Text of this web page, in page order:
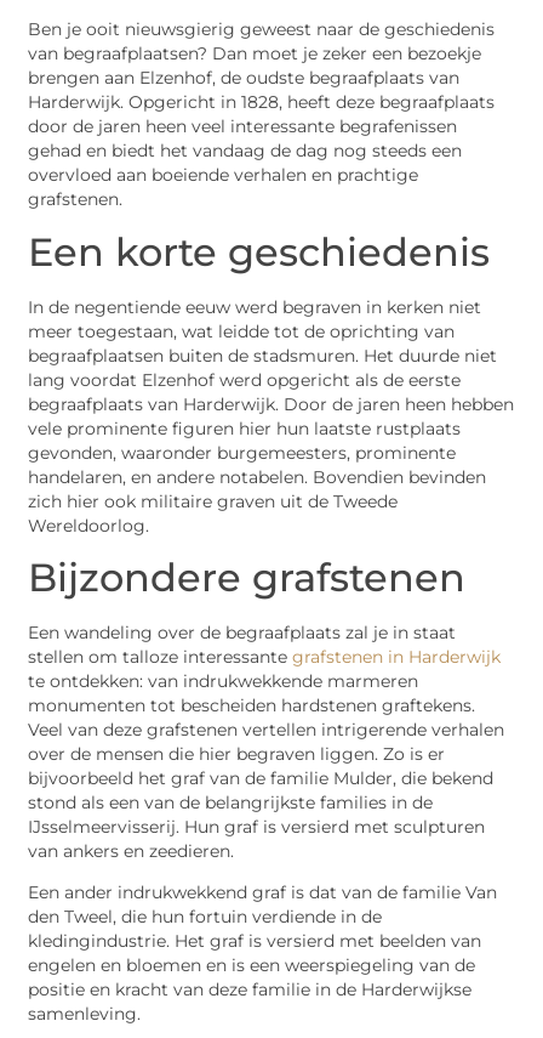
Ben je ooit nieuwsgierig geweest naar de geschiedenis
van begraafplaatsen? Dan moet je zeker een bezoekje
brengen aan Elzenhof, de oudste begraafplaats van
Harderwijk. Opgericht in 1828, heeft deze begraafplaats
door de jaren heen veel interessante begrafenissen
gehad en biedt het vandaag de dag nog steeds een
overvloed aan boeiende verhalen en prachtige
grafstenen.
Een korte geschiedenis
In de negentiende eeuw werd begraven in kerken niet
meer toegestaan, wat leidde tot de oprichting van
begraafplaatsen buiten de stadsmuren. Het duurde niet
lang voordat Elzenhof werd opgericht als de eerste
begraafplaats van Harderwijk. Door de jaren heen hebben
vele prominente figuren hier hun laatste rustplaats
gevonden, waaronder burgemeesters, prominente
handelaren, en andere notabelen. Bovendien bevinden
zich hier ook militaire graven uit de Tweede
Wereldoorlog.
Bijzondere grafstenen
Een wandeling over de begraafplaats zal je in staat
stellen om talloze interessantegrafstenen in Harderwijk
te ontdekken: van indrukwekkende marmeren
monumenten tot bescheiden hardstenen graftekens.
Veel van deze grafstenen vertellen intrigerende verhalen
over de mensen die hier begraven liggen. Zo is er
bijvoorbeeld het graf van de familie Mulder, die bekend
stond als een van de belangrijkste families in de
IJsselmeervisserij. Hun graf is versierd met sculpturen
van ankers en zeedieren.
Een ander indrukwekkend graf is dat van de familie Van
den Tweel, die hun fortuin verdiende in de
kledingindustrie. Het graf is versierd met beelden van
engelen en bloemen en is een weerspiegeling van de
positie en kracht van deze familie in de Harderwijkse
samenleving.